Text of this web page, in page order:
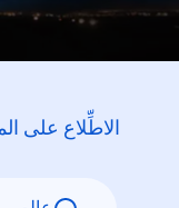
الاطِّلاع على